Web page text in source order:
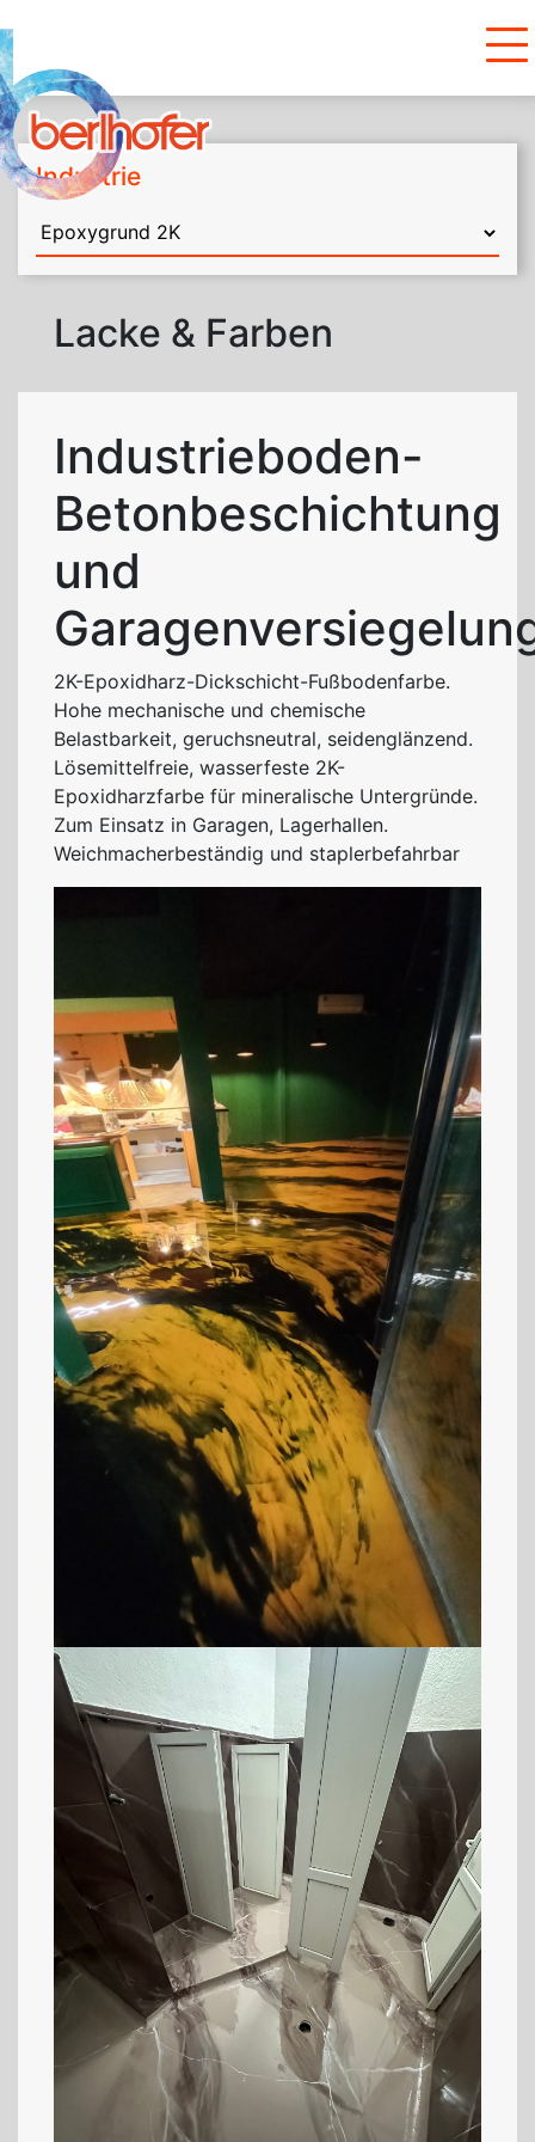
Industrie
Lacke & Farben
Industrieboden-
Betonbeschichtung
und
2K-Epoxidharz-Dickschicht-Fußbodenfarbe.
Hohe mechanische und chemische
Belastbarkeit, geruchsneutral, seidenglänzend.
Lösemittelfreie, wasserfeste 2K-
Epoxidharzfarbe für mineralische Untergründe.
Zum Einsatz in Garagen, Lagerhallen.
Weichmacherbeständig und staplerbefahrbar